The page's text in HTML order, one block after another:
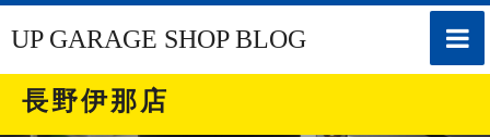
toggle
UP GARAGE SHOP BLOG
長野伊那店